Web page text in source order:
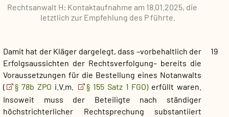
Rechtsanwalt H: Kontaktaufnahme am 18.01.2025, die
letztlich zur Empfehlung des P führte.
19
Damit hat der Kläger dargelegt, dass –vorbehaltlich der
Erfolgsaussichten der Rechtsverfolgung– bereits die
Voraussetzungen für die Bestellung eines Notanwalts
(
§ 78b ZPO i.V.m. § 155 Satz 1 FGO)erfüllt waren.
Insoweit muss der Beteiligte nach ständiger
höchstrichterlicher Rechtsprechung substantiiert